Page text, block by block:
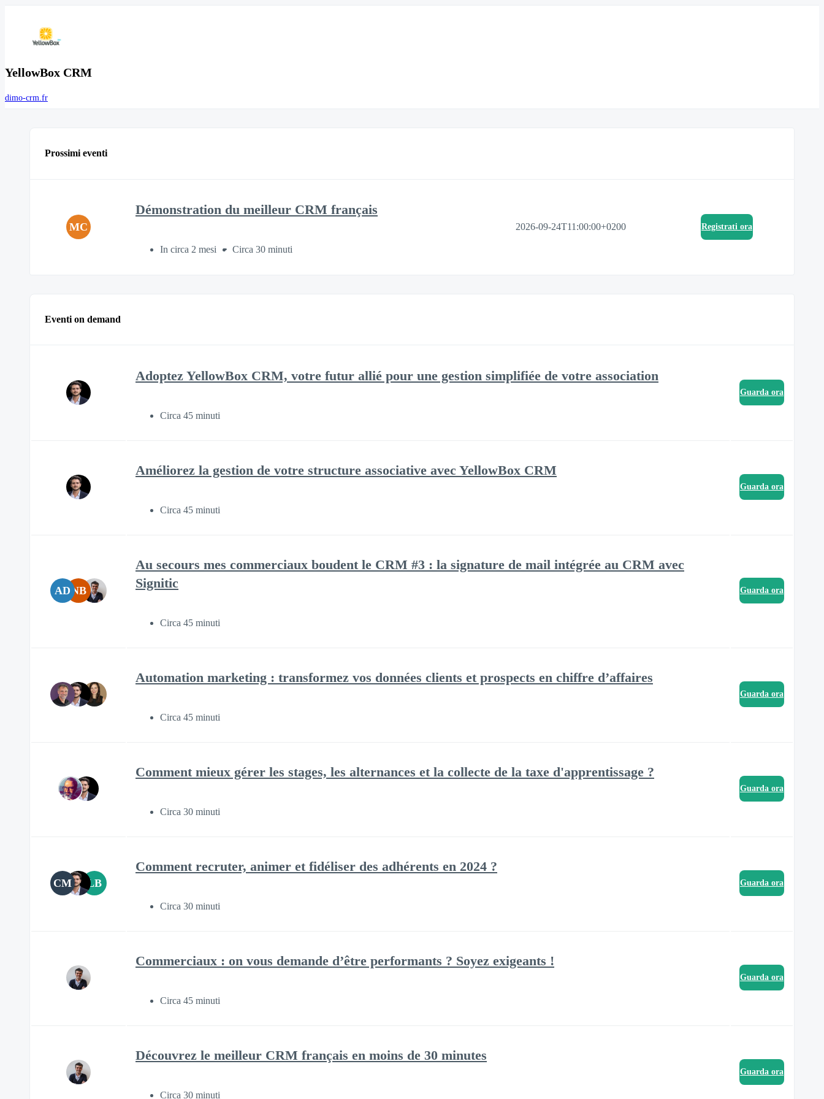
YellowBox CRM
dimo-crm.fr
Prossimi eventi
MC
Démonstration du meilleur CRM français
In circa 2 mesi Circa 30 minuti
2026-09-24T11:00:00+0200 Registrati ora
Eventi on demand
Adoptez YellowBox CRM, votre futur allié pour une gestion simplifiée de votre association
Circa 45 minuti
Guarda ora
Améliorez la gestion de votre structure associative avec YellowBox CRM
Circa 45 minuti
Guarda ora
AD NB
Au secours mes commerciaux boudent le CRM #3 : la signature de mail intégrée au CRM avec
Signitic
Circa 45 minuti
Guarda ora
Automation marketing : transformez vos données clients et prospects en chiffre d’affaires
Circa 45 minuti
Guarda ora
Comment mieux gérer les stages, les alternances et la collecte de la taxe d'apprentissage ?
Circa 30 minuti
Guarda ora
CM LB
Comment recruter, animer et fidéliser des adhérents en 2024 ?
Circa 30 minuti
Guarda ora
Commerciaux : on vous demande d’être performants ? Soyez exigeants !
Circa 45 minuti
Guarda ora
Découvrez le meilleur CRM français en moins de 30 minutes
Circa 30 minuti
Guarda ora